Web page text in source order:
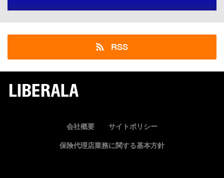
RSS
会社概要 サイトポリシー
保険代理店業務に関する基本方針